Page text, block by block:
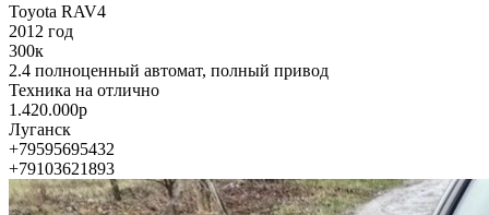
Toyota RAV4
2012 год
300к
2.4 полноценный автомат, полный привод
Техника на отлично
1.420.000р
Луганск
+79595695432
+79103621893